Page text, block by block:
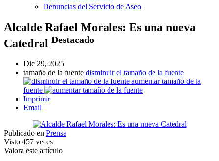
Denuncias del Servicio de Aseo
Alcalde Rafael Morales: Es una nueva
Catedral Destacado
Dic 29, 2025
tamaño de la fuente disminuir el tamaño de la fuente
aumentar tamaño de la
fuente
Imprimir
Email
Publicado en Prensa
Visto 457 veces
Valora este artículo